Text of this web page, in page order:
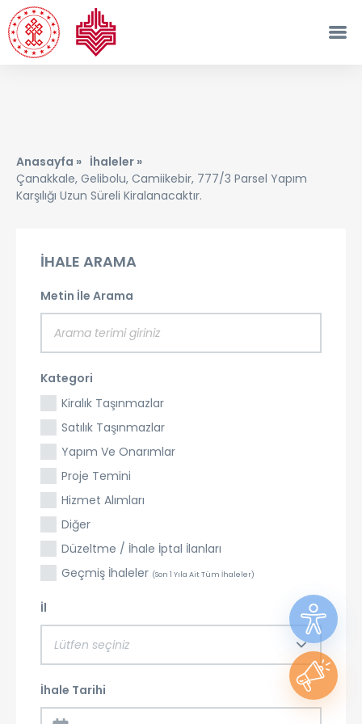
Anasayfa » İhaleler »
Çanakkale, Gelibolu, Camiikebir, 777/3 Parsel Yapım
Karşılığı Uzun Süreli Kiralanacaktır.
İHALE ARAMA
Metin İle Arama
Kategori
Kiralık Taşınmazlar
Satılık Taşınmazlar
Yapım Ve Onarımlar
Proje Temini
Hizmet Alımları
Diğer
Düzeltme / İhale İptal İlanları
Geçmiş İhaleler (Son 1 Yıla Ait Tüm İhaleler)
İl
Lütfen seçiniz
İhale Tarihi